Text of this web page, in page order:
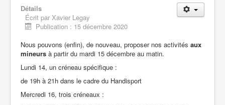
Liens
Evènements
Archives
Détails
Écrit par Xavier Legay
Publication : 15 décembre 2020
Nous pouvons (enfin), de nouveau, proposer nos activités aux
mineurs à partir du mardi 15 décembre au matin.
Lundi 14, un créneau spécifique :
de 19h à 21h dans le cadre du Handisport
Mercredi 16, trois créneaux :